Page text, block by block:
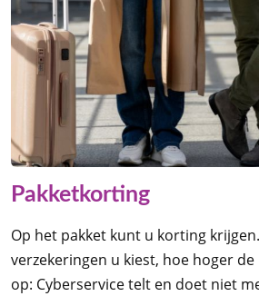
Pakketkorting
Op het pakket kunt u korting
verzekeringen u kiest, hoe hoger
op: Cyberservice telt en doet niet